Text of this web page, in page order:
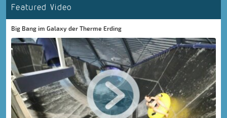
Featured Video
Big Bang im Galaxy der Therme Erding